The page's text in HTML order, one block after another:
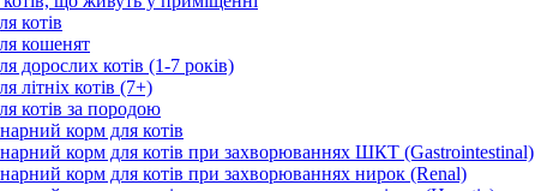
котів
кошенят
дорослих котів (1-7 років)
літніх котів (7+)
котів за породою
корм для котів
корм для котів при захворюваннях ШКТ (Gastrointestinal)
корм для котів при захворюваннях нирок (Renal)